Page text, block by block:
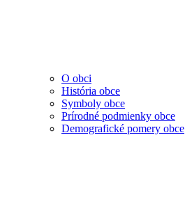
O obci
História obce
Symboly obce
Prírodné podmienky obce
Demografické pomery obce